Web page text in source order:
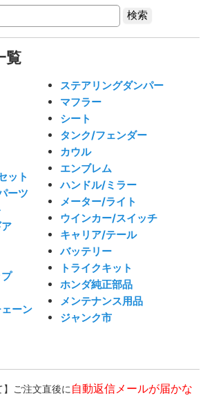
覧
ット
ーツ
ーン
ステアリングダンパー
マフラー
シート
タンク/フェンダー
カウル
エンブレム
ハンドル/ミラー
メーター/ライト
ウインカー/スイッチ
キャリア/テール
バッテリー
トライクキット
ホンダ純正部品
メンテナンス用品
ジャンク市
】ご注文直後に 自動返信メールが届かな